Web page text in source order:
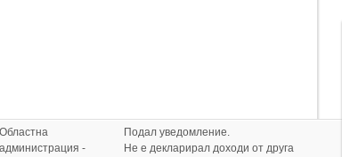
Областна
администрация -
Подал уведомление.
Не е декларирал доходи от друга